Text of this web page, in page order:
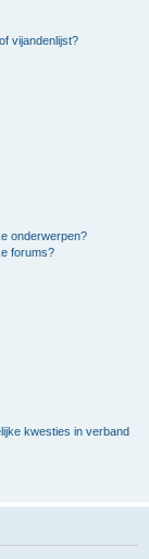
vijandenlijst?
onderwerpen?
forums?
kwesties in verband